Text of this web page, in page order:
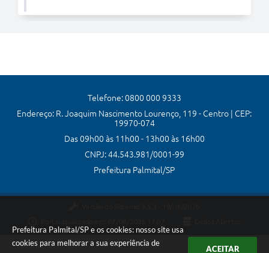
Prefeitura Palmital/SP e os cookies: nosso site usa
cookies para melhorar a sua experiência de
ACEITAR
Telefone: 0800 000 9333
Endereço: R. Joaquim Nascimento Lourenço, 119 - Centro | CEP:
19970-074
Das 09h00 às 11h00 - 13h00 às 16h00
CNPJ: 44.543.981/0001-99
Prefeitura Palmital/SP